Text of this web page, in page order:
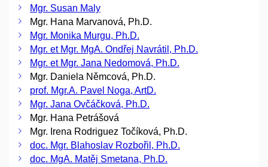
Mgr. Susan Maly
Mgr. Hana Marvanová, Ph.D.
Mgr. Monika Murgu, Ph.D.
Mgr. et Mgr. MgA. Ondřej Navrátil, Ph.D.
Mgr. et Mgr. Jana Nedomová, Ph.D.
Mgr. Daniela Němcová, Ph.D.
prof. Mgr.A. Pavel Noga, ArtD.
Mgr. Jana Ovčáčková, Ph.D.
Mgr. Hana Petrášová
Mgr. Irena Rodriguez Točíková, Ph.D.
doc. Mgr. Blahoslav Rozbořil, Ph.D.
doc. MgA. Matěj Smetana, Ph.D.